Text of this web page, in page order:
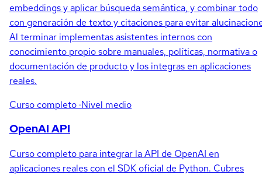
embeddings y aplicar búsqueda semántica, y combinar todo
con generación de texto y citaciones para evitar
Al terminar implementas asistentes internos con
conocimiento propio sobre manuales, políticas, normativa o
documentación de producto y los integras en aplicaciones
reales.
Curso completo ·Nivel medio
OpenAI API
Curso completo para integrar la API de OpenAI en
aplicaciones reales con el SDK oficial de Python. Cubres